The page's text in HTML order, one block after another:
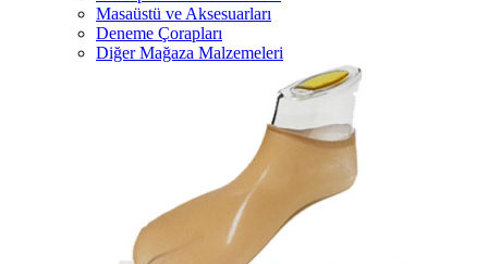
Masaüstü ve Aksesuarları
Deneme Çorapları
Diğer Mağaza Malzemeleri